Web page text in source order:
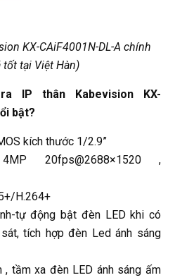
KX-CAiF4001N-DL-A chính
tốt tại Việt Hàn)
IP thân Kabevision KX-
bật?
kích thước 1/2.9”
20fps@2688×1520 ,
H.264+
tự động bật đèn LED khi có
tích hợp đèn Led ánh sáng
, tầm xa đèn LED ánh sáng ấm